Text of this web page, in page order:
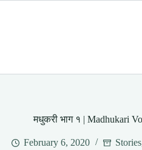
मधुकरी भाग १ | Madhukari
February 6, 2020